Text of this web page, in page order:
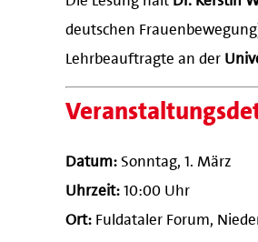
deutschen
Lehrbeauftragte an der
Datum: Sonntag, 1. März
Uhrzeit: 10:00 Uhr
Ort: Fuldataler Forum,